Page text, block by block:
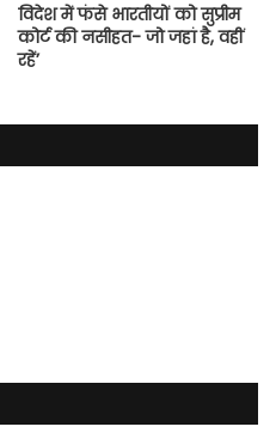
विदेश में फंसे भारतीयों को सुप्रीम
कोर्ट की नसीहत- जो जहां है, वहीं
रहें’